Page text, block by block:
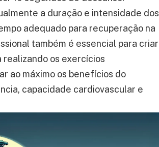
a duração e intensidade dos
adequado para recuperação na
também é essencial para criar
os exercícios
ao máximo os benefícios do
capacidade cardiovascular e